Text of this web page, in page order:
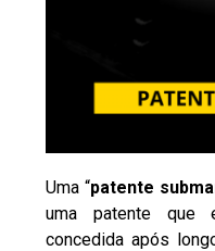
Uma “patente
uma patente que
concedida após